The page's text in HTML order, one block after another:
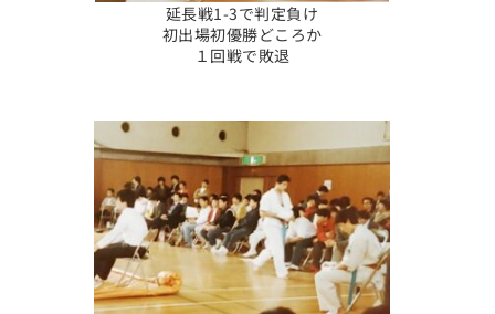
延長戦1-3で判定負け
初出場初優勝どころか
１回戦で敗退